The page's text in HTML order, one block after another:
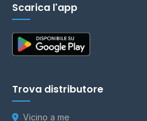
Scarica l'app
Trova distributore
Vicino a me